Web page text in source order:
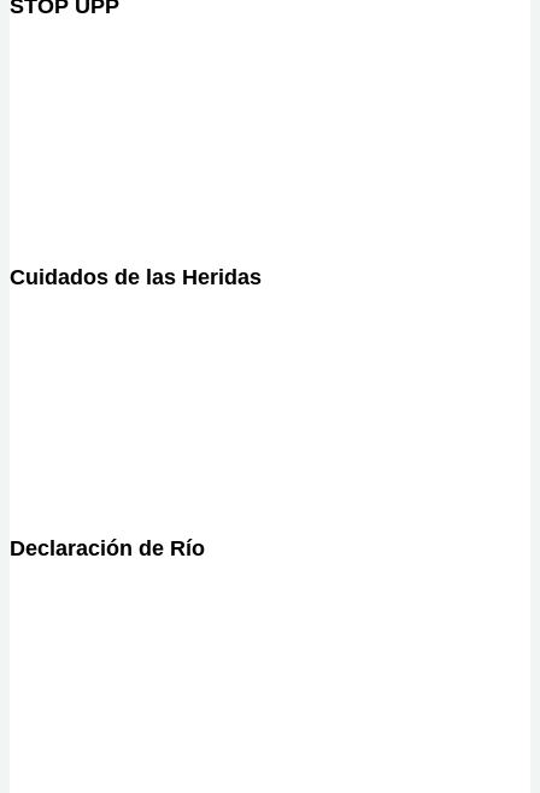
STOP UPP
Cuidados de las Heridas
Declaración de Río